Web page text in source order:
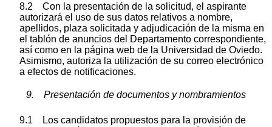
8.2 Con la presentación de la solicitud, el aspirante
autorizará el uso de sus datos relativos a nombre,
apellidos, plaza solicitada y adjudicación de la misma en
el tablón de anuncios del Departamento correspondiente,
así como en la página web de la Universidad de Oviedo.
Asimismo, autoriza la utilización de su correo electrónico
a efectos de notificaciones.
9. Presentación de documentos y nombramientos
9.1 Los candidatos propuestos para la provisión de